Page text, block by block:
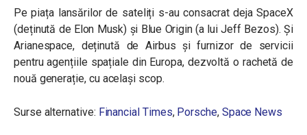
Pe piața lansărilor de sateliți s-au consacrat deja SpaceX
(deținută de Elon Musk) și Blue Origin (a lui Jeff Bezos). Și
Arianespace, deținută de Airbus și furnizor de servicii
pentru agențiile spațiale din Europa, dezvoltă o rachetă de
nouă generație, cu același scop.
Surse alternative: Financial Times, Porsche, Space News